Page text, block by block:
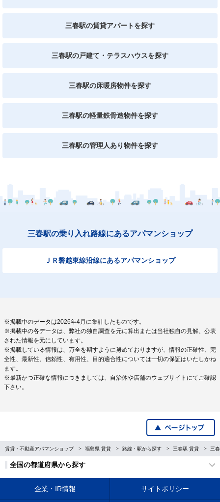
三春駅の賃貸アパートを探す
三春駅の戸建て・テラスハウスを探す
三春駅の床暖房物件を探す
三春駅の軽量鉄骨造物件を探す
三春駅の管理人あり物件を探す
三春駅の乗り入れ路線にあるアパマンショップ
ＪＲ磐越東線沿線にあるアパマンショップ
※掲載中のデータは2026年4月に集計したものです。
※掲載中の各データは、弊社の独自調査を元に算出または当社独自の見解、公表
された情報を元にしています。
※掲載している情報は、万全を期すように努めておりますが、情報の正確性、完
全性、最新性、信頼性、有用性、目的適合性については一切の保証はいたしかね
ます。
※最新かつ正確な情報につきましては、自治体や店舗のウェブサイトにてご確認
下さい。
賃貸・不動産アパマンショップ 福島県 賃貸 路線・駅から探す 三春駅 賃貸 三
全国の都道府県から探す
企業・IR情報 サイトポリシー